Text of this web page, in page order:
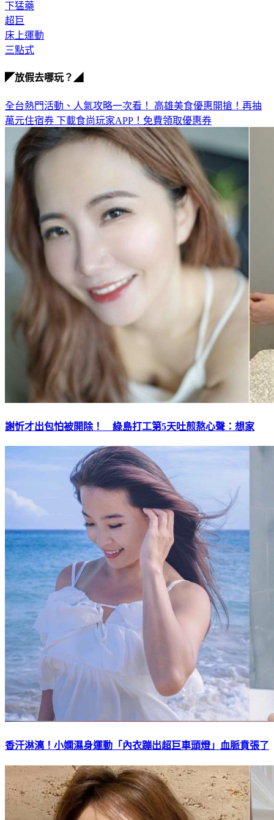
下猛藥
超巨
床上運動
三點式
◤放假去哪玩？◢
全台熱門活動、人氣攻略一次看！ 高雄美食優惠開搶！再抽
萬元住宿券 下載食尚玩家APP！免費領取優惠券
謝忻才出包怕被開除！ 綠島打工第5天吐煎熬心聲：想家
香汗淋漓！小嫻濕身運動「內衣蹦出超巨車頭燈」血脈賁張了